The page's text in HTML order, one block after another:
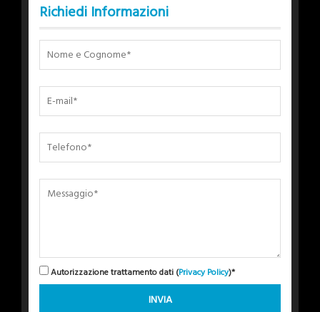
Richiedi Informazioni
Autorizzazione trattamento dati (Privacy Policy)*